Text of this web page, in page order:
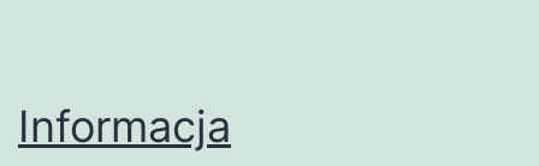
Informacja